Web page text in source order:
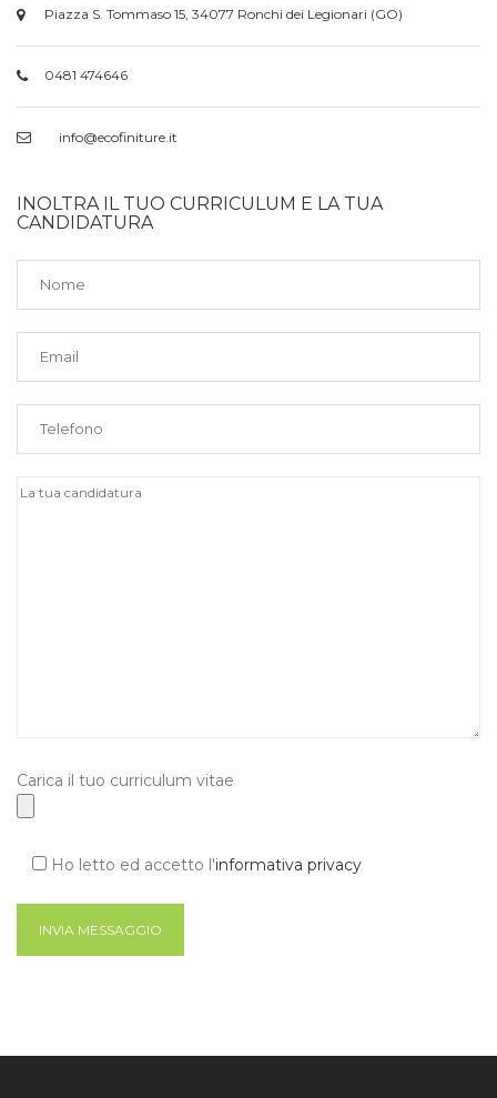
Piazza S. Tommaso 15, 34077 Ronchi dei Legionari (GO)
0481 474646
info@ecofiniture.it
INOLTRA IL TUO CURRICULUM E LA TUA
CANDIDATURA
Carica il tuo curriculum vitae
Ho letto ed accetto l'informativa privacy